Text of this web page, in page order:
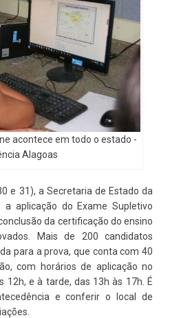
acontece em todo o estado -
Alagoas
e 31), a Secretaria de Estado da
a aplicação do Exame Supletivo
da certificação do ensino
Mais de 200 candidatos
para a prova, que conta com 40
com horários de aplicação no
12h, e à tarde, das 13h às 17h. É
e conferir o local de